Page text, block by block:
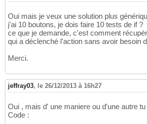
Oui mais je veux une solution plus
j'ai 10 boutons, je dois faire 10 tests de if ?
ce que je demande, c'est comment
qui a déclenché l'action sans avoir besoin
Merci.
jeffray03, le 26/12/2013 à 16h27
Oui , mais d' une maniere ou d'une autre
Code :